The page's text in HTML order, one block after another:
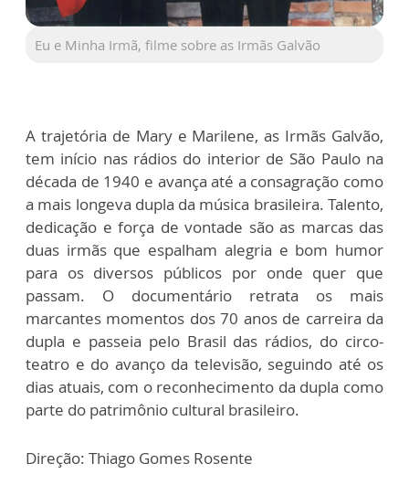
Eu e Minha Irmã, filme sobre as Irmãs Galvão
A trajetória de Mary e Marilene, as Irmãs Galvão,
tem início nas rádios do interior de São Paulo na
década de 1940 e avança até a consagração como
a mais longeva dupla da música brasileira. Talento,
dedicação e força de vontade são as marcas das
duas irmãs que espalham alegria e bom humor
para os diversos públicos por onde quer que
passam. O documentário retrata os mais
marcantes momentos dos 70 anos de carreira da
dupla e passeia pelo Brasil das rádios, do circo-
teatro e do avanço da televisão, seguindo até os
dias atuais, com o reconhecimento da dupla como
parte do patrimônio cultural brasileiro.
Direção: Thiago Gomes Rosente